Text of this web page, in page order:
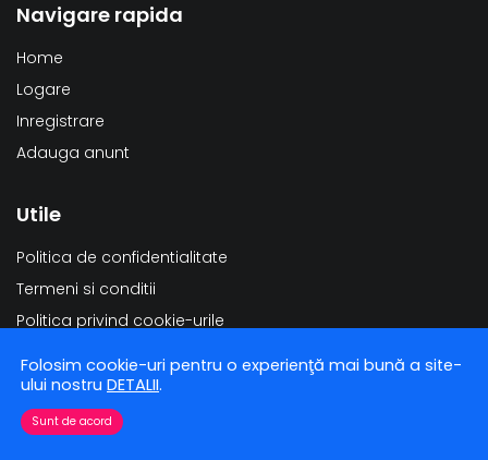
Navigare rapida
Home
Logare
Inregistrare
Adauga anunt
Utile
Politica de confidentialitate
Termeni si conditii
Politica privind cookie-urile
Stergerea datelor personale
Folosim cookie-uri pentru o experienţă mai bună a site-
ului nostru DETALII.
Sunt de acord